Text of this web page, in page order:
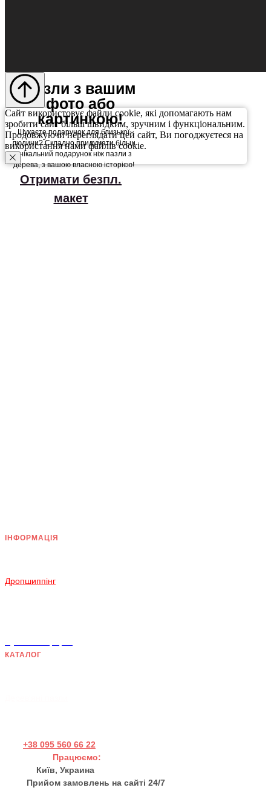
Пазли з вашим
фото або
картинкою!
Шукаєте подарунок для близької
людини? Складно придумати більш
унікальний подарунок ніж пазли з
дерева, з вашою власною історією!
Отримати безпл.
макет
ІНФОРМАЦІЯ
Дропшиппінг
КАТАЛОГ
+38 095 560 66 22
Працюємо:
Київ, Украина
Прийом замовлень на сайті 24/7
Сайт використовує файли cookie, які допомагають нам
зробити сайт більш швидким, зручним і функціональним.
Продовжуючи переглядати цей сайт, Ви погоджуєтеся на
використання нами файлів cookie.